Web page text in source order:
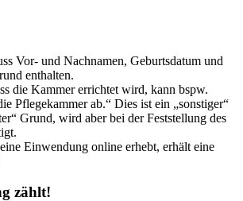
Vor- und Nachnamen, Geburtsdatum und
enthalten.
die Kammer errichtet wird, kann bspw.
Pflegekammer ab.“ Dies ist ein „sonstiger“
Grund, wird aber bei der Feststellung des
Einwendung online erhebt, erhält eine
zählt!